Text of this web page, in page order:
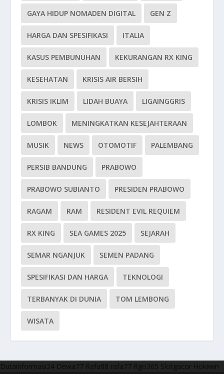
GAYA HIDUP NOMADEN DIGITAL GEN Z
HARGA DAN SPESIFIKASI ITALIA
KASUS PEMBUNUHAN KEKURANGAN RX KING
KESEHATAN KRISIS AIR BERSIH
KRISIS IKLIM LIDAH BUAYA LIGAINGGRIS
LOMBOK MENINGKATKAN KESEJAHTERAAN
MUSIK NEWS OTOMOTIF PALEMBANG
PERSIB BANDUNG PRABOWO
PRABOWO SUBIANTO PRESIDEN PRABOWO
RAGAM RAM RESIDENT EVIL REQUIEM
RX KING SEA GAMES 2025 SEJARAH
SEMAR NGANJUK SEMEN PADANG
SPESIFIKASI DAN HARGA TEKNOLOGI
TERBANYAK DI DUNIA TOM LEMBONG
WISATA
Dutainformasi24 Dewa77 Rafa88 rafa77 Rgo365 Slotgacor Hokiwin